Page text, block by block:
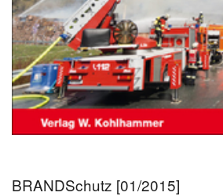
BRANDSchutz [01/2015]